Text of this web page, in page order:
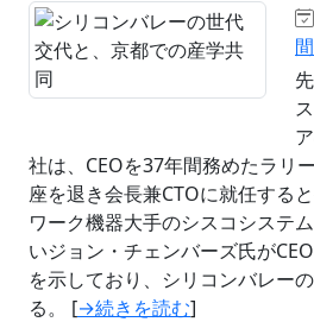
社は、CEOを37年間務めたラリ
座を退き会長兼CTOに就任する
ワーク機器大手のシスコシステ
いジョン・チェンバーズ氏が
を示しており、シリコンバレー
る。 [→続きを読む]